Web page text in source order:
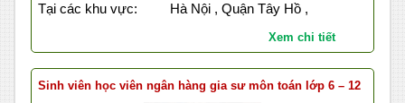
Tại các khu vực:
Hà Nội , Quận Tây Hồ ,
Xem chi tiết
Sinh viên học viên ngân hàng gia sư môn toán lớp 6 – 12